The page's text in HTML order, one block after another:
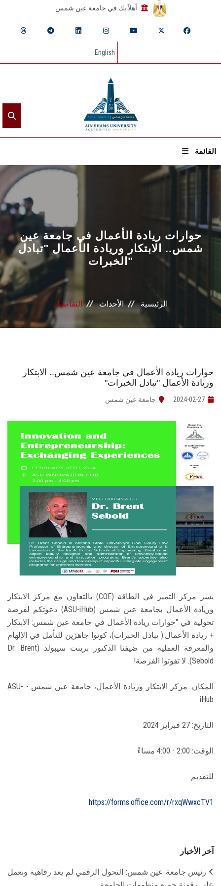
أهلاً بك في جامعة عين شمس
English
القائمة
الرئيسيـة
عن الجامعة
القطاعـات
الشئون الأكاديمية
البحث العلمي
الرعاية الصحية
الأنظمة الذكية
تواصل معنا
الطلاب
هيئة التدريس
الدراسات العليا
الخريجين
الموظفون
سجل الان
حوارات ريادة الأعمال في جامعة عين
شمس.. الابتكار وريادة الأعمال "تبادل
الخبرات"
الرئيسية الأحداث التفاصيل
حوارات ريادة الأعمال في جامعة عين شمس.. الابتكار
وريادة الأعمال "تبادل الخبرات"
2024-02-27 جامعة عين شمس
يسر مركز التميز في الطاقة (COE) بالتعاون مع مركز الابتكار
وريادة الأعمال بجامعة عين شمس (ASU-iHub) دعوتكم لفرصة
تحولية في "حوارات ريادة الأعمال في جامعة عين شمس: الابتكار
+ ريادة الأعمال:( تبادل الخبرات)، كونوا جاهزين للتأمل في الإلهام
والمعرفة العملية من ضيفنا الدكتور برينت سيبولد (Dr. Brent
Sebold). لا تفوتوا الفرصة!
المكان: مركز الابتكار وريادة الأعمال، جامعة عين شمس - ASU-
iHub
التاريخ: 27 فبراير 2024
الوقت: 2:00 - 4:00 مساءً
للتقديم :
https://forms.office.com/r/rxqWwxcTV1
آخر الأخبار
رئيس جامعة عين شمس: التحول الرقمي لم يعد رفاهية ونعمل